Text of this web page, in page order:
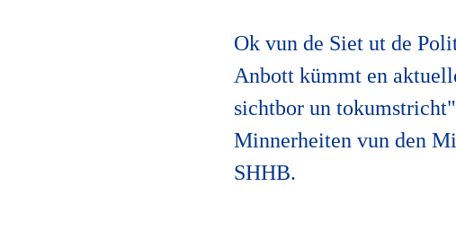
Ok vun de Siet ut de
Anbott kümmt en
sichtbor un
Minnerheiten vun den
SHHB.